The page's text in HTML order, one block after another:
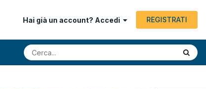
Hai già un account? Accedi REGISTRATI